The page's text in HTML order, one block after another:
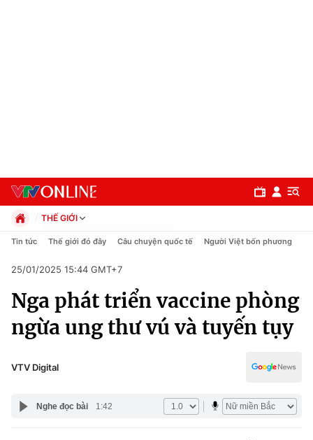
Chuyên mục
Chính trị
Pháp luật
THẾ GIỚI
Chính trị
Pháp luật
Kinh tế
Thể thao
Truyền hình
Y tế
Công nghệ
Tin tức Thế giới đó đây Câu chuyện quốc tế Người Việt bốn phương
25/01/2025 15:44 GMT+7
Nga phát triển vaccine phòng
ngừa ung thư vú và tuyến tụy
VTV Digital
Nghe đọc bài 1:42